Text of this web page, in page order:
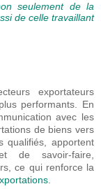
seulement de la
de celle travaillant
exportateurs
performants. En
avec les
de biens vers
qualifiés, apportent
de savoir-faire,
ce qui renforce la
.